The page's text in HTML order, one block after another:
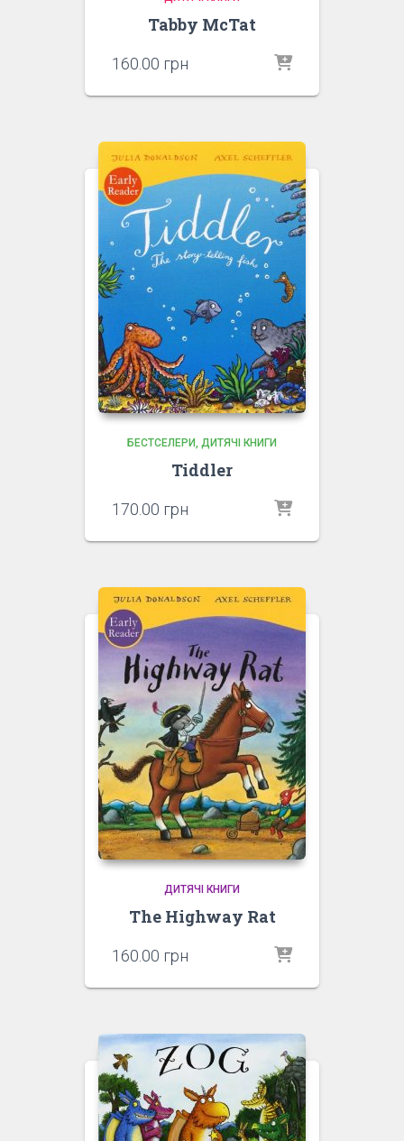
Tabby McTat
160.00 грн
БЕСТСЕЛЕРИ ДИТЯЧІ КНИГИ
Tiddler
170.00 грн
ДИТЯЧІ КНИГИ
The Highway Rat
160.00 грн